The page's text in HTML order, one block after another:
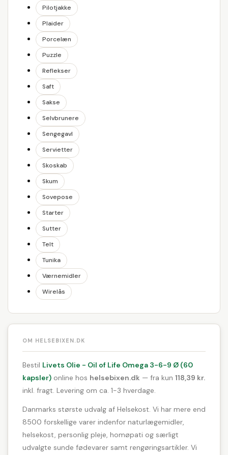
Pilotjakke
Plaider
Porcelæn
Puzzle
Reflekser
Saft
Sakse
Selvbrunere
Sengegavl
Servietter
Skoskab
Skum
Sovepose
Starter
Sutter
Telt
Tunika
Værnemidler
Wirelås
OM HELSEBIXEN.DK
Bestil Livets Olie - Oil of Life Omega 3-6-9 Ø (60
kapsler) online hos helsebixen.dk — fra kun 118,39 kr.
inkl. fragt. Levering om ca. 1-3 hverdage.
Danmarks største udvalg af Helsekost. Vi har mere end
8500 forskellige varer indenfor naturlægemidler,
helsekost, personlig pleje, homøpati og særligt
udvalgte sunde fødevarer samt rengøringsartikler. Vi